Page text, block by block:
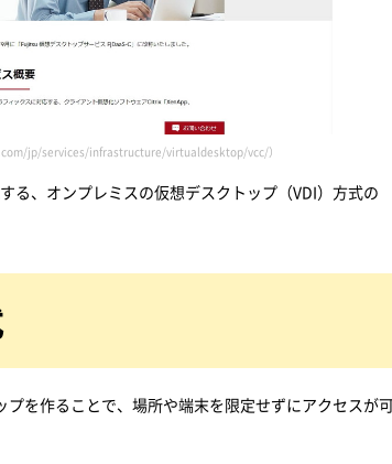
jp/services/infrastructure/virtualdesktop/vcc/）
る、オンプレミスの仮想デスクトップ（VDI）方式の
を作ることで、場所や端末を限定せずにアクセスが